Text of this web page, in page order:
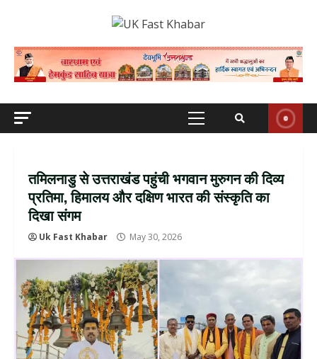
Primary
तमिलनाडु से उत्तराखंड पहुंची भगवान मुरुगन की दिव्य
प्रतिमा, हिमालय और दक्षिण भारत की संस्कृति का
दिखा संगम
Uk Fast Khabar May 30, 2026